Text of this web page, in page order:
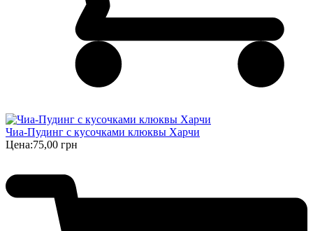
Чиа-Пудинг с кусочками клюквы Харчи
Цена:75,00 грн